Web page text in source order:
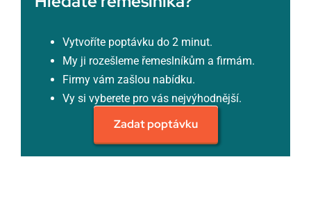
Vytvoříte poptávku do 2 minut.
My ji rozešleme řemeslníkům a firmám.
Firmy vám zašlou nabídku.
Vy si vyberete pro vás nejvýhodnější.
Zadat poptávku